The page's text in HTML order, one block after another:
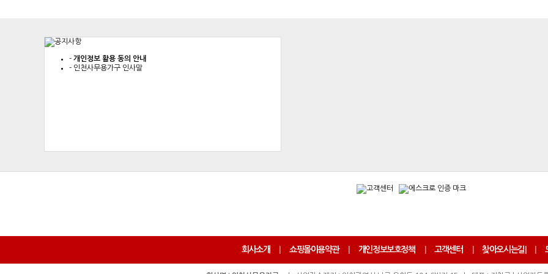
- 개인정보 활용 동의 안내
- 인천사무용가구 인사말
회사소개 쇼핑몰이용약관 개인정보보호정책 고객센터 찾아오시는길